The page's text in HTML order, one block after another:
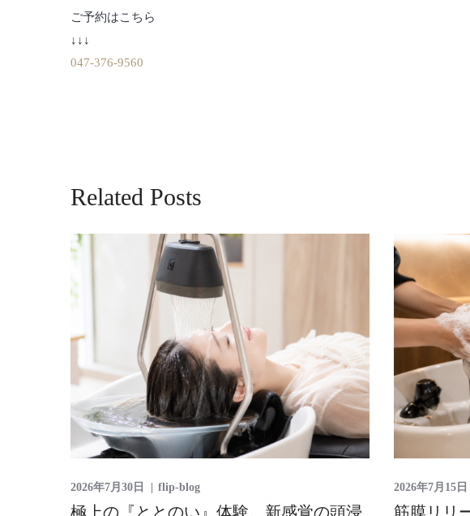
ご予約はこちら
↓↓↓
047-376-9560
Related Posts
2026年7月30日 flip-blog
極上の『ととのい』体験。新感覚の頭浸
2026年7月15日
筋膜リリ